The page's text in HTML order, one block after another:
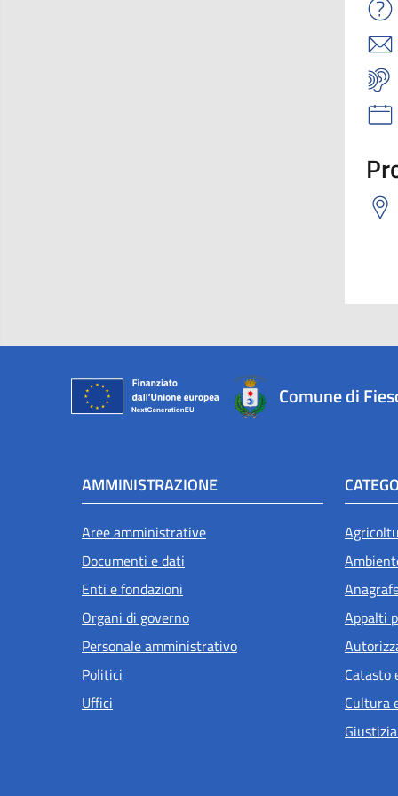
Comune di
AMMINISTRAZIONE
Aree amministrative
Documenti e dati
Enti e fondazioni
Organi di governo
Personale amministrativo
Politici
Uffici
Appalti
Catasto
Cultura